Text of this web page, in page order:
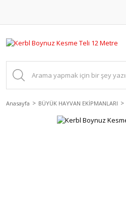
Anasayfa BÜYÜK HAYVAN EKİPMANLARI